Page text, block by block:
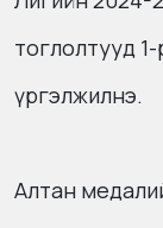
тоглолтууд
үргэлжилнэ.
Алтан